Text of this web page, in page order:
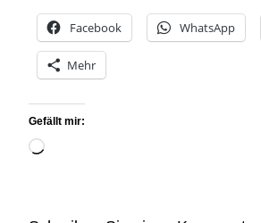
Facebook WhatsApp
Mehr
Gefällt mir:
Wird